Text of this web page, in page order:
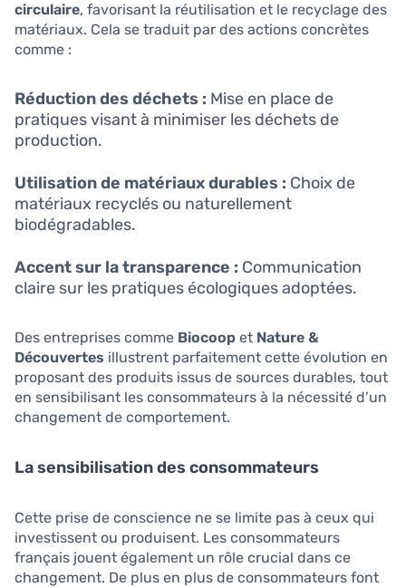
circulaire, favorisant la réutilisation et le recyclage des
matériaux. Cela se traduit par des actions concrètes
comme :
Réduction des déchets : Mise en place de
pratiques visant à minimiser les déchets de
production.
Utilisation de matériaux durables : Choix de
matériaux recyclés ou naturellement
biodégradables.
Accent sur la transparence : Communication
claire sur les pratiques écologiques adoptées.
Des entreprises comme Biocoop et Nature &
Découvertes illustrent parfaitement cette évolution en
proposant des produits issus de sources durables, tout
en sensibilisant les consommateurs à la nécessité d’un
changement de comportement.
La sensibilisation des consommateurs
Cette prise de conscience ne se limite pas à ceux qui
investissent ou produisent. Les consommateurs
français jouent également un rôle crucial dans ce
changement. De plus en plus de consommateurs font